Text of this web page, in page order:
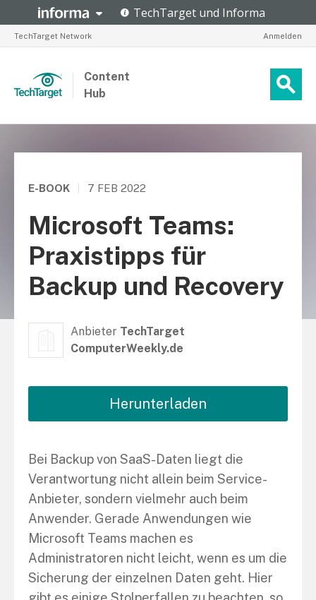
TechTarget Network Anmelden
Content
Hub
E-BOOK 7 FEB 2022
Microsoft Teams:
Praxistipps für
Backup und Recovery
Anbieter TechTarget
ComputerWeekly.de
Herunterladen
Bei Backup von SaaS-Daten liegt die
Verantwortung nicht allein beim Service-
Anbieter, sondern vielmehr auch beim
Anwender. Gerade Anwendungen wie
Microsoft Teams machen es
Administratoren nicht leicht, wenn es um die
Sicherung der einzelnen Daten geht. Hier